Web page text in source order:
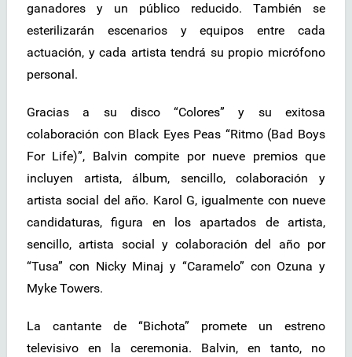
ganadores y un público reducido. También se
esterilizarán escenarios y equipos entre cada
actuación, y cada artista tendrá su propio micrófono
personal.
Gracias a su disco “Colores” y su exitosa
colaboración con Black Eyes Peas “Ritmo (Bad Boys
For Life)”, Balvin compite por nueve premios que
incluyen artista, álbum, sencillo, colaboración y
artista social del año. Karol G, igualmente con nueve
candidaturas, figura en los apartados de artista,
sencillo, artista social y colaboración del año por
“Tusa” con Nicky Minaj y “Caramelo” con Ozuna y
Myke Towers.
La cantante de “Bichota” promete un estreno
televisivo en la ceremonia. Balvin, en tanto, no